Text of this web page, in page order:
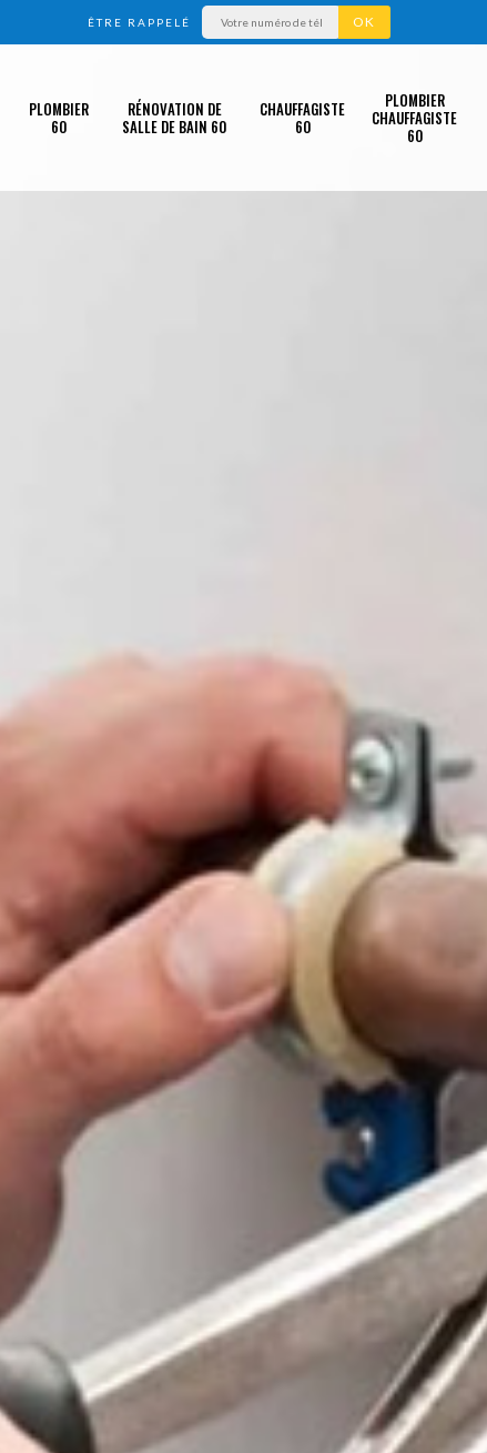
ÊTRE RAPPELÉ
PLOMBIER
60
RÉNOVATION DE
SALLE DE BAIN 60
CHAUFFAGISTE
60
PLOMBIER
CHAUFFAGISTE
60